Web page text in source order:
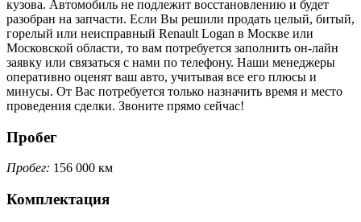
кузова. Автомобиль не подлежит восстановлению и будет
разобран на запчасти. Если Вы решили продать целый, битый,
горелый или неисправный Renault Logan в Москве или
Московской области, то вам потребуется заполнить он-лайн
заявку или связаться с нами по телефону. Наши менеджеры
оперативно оценят ваш авто, учитывая все его плюсы и
минусы. От Вас потребуется только назначить время и место
проведения сделки. Звоните прямо сейчас!
Пробег
Пробег: 156 000 км
Комплектация